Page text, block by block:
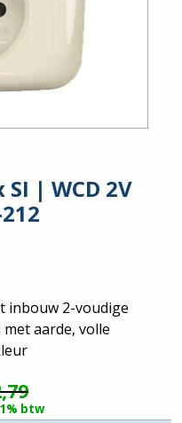
| WCD 2V
inbouw 2-voudige
aarde, volle
btw